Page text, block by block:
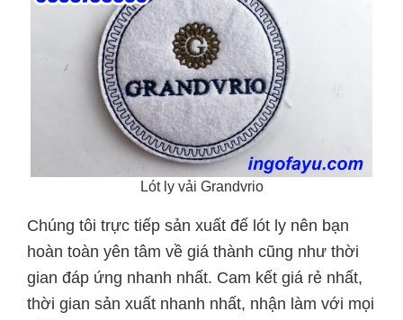
Lót ly vải Grandvrio
Chúng tôi trực tiếp sản xuất đế lót ly nên bạn
hoàn toàn yên tâm về giá thành cũng như thời
gian đáp ứng nhanh nhất. Cam kết giá rẻ nhất,
thời gian sản xuất nhanh nhất, nhận làm với mọi